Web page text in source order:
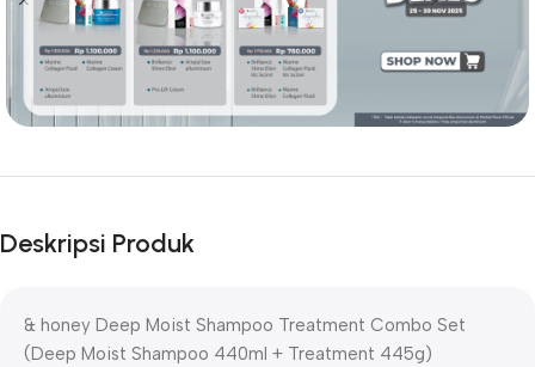
Deskripsi Produk
& honey Deep Moist Shampoo Treatment Combo Set
( Deep Moist Shampoo 440ml + Treatment 445g)